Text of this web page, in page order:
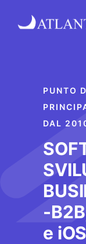
PUNTO
DAL
-
e iOS